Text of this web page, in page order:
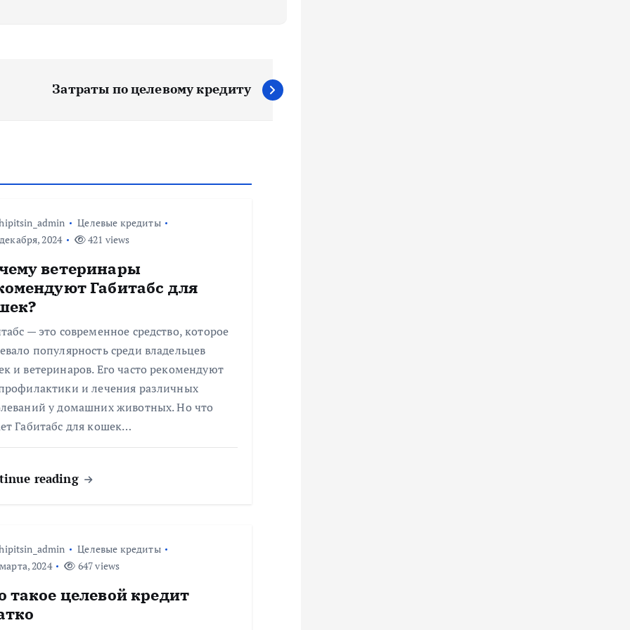
Затраты по целевому кредиту
Целевые кредиты
2024
421 views
ветеринары
Габитабс для
— это современное средство, которое
популярность среди владельцев
и ветеринаров. Его часто рекомендуют
и лечения различных
у домашних животных. Но что
Габитабс для кошек…
reading
Целевые кредиты
2024
647 views
такое целевой кредит